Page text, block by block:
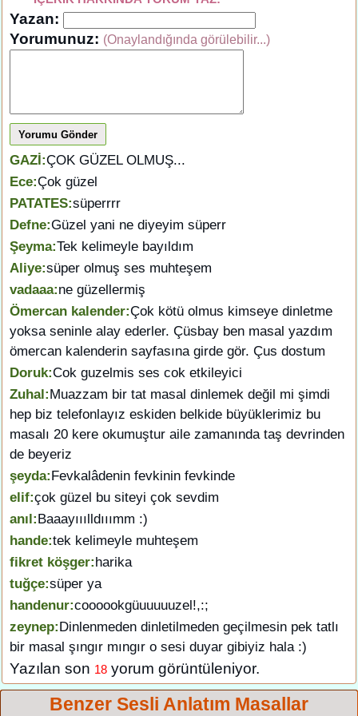
Yazan:
Yorumunuz: (Onaylandığında görülebilir...)
Yorumu Gönder
GAZİ:ÇOK GÜZEL OLMUŞ...
Ece:Çok güzel
PATATES:süperrrr
Defne:Güzel yani ne diyeyim süperr
Şeyma:Tek kelimeyle bayıldım
Aliye:süper olmuş ses muhteşem
vadaaa:ne güzellermiş
Ömercan kalender:Çok kötü olmus kimseye dinletme
yoksa seninle alay ederler. Çüsbay ben masal yazdım
ömercan kalenderin sayfasına girde gör. Çus dostum
Doruk:Cok guzelmis ses cok etkileyici
Zuhal:Muazzam bir tat masal dinlemek değil mi şimdi
hep biz telefonlayız eskiden belkide büyüklerimiz bu
masalı 20 kere okumuştur aile zamanında taş devrinden
de beyeriz
şeyda:Fevkalâdenin fevkinin fevkinde
elif:çok güzel bu siteyi çok sevdim
anıl:Baaayııılldııımm :)
hande:tek kelimeyle muhteşem
fikret köşger:harika
tuğçe:süper ya
handenur:coooookgüuuuuuzel!,:;
zeynep:Dinlenmeden dinletilmeden geçilmesin pek tatlı
bir masal şıngır mıngır o sesi duyar gibiyiz hala :)
Yazılan son 18 yorum görüntüleniyor.
Benzer Sesli Anlatım Masallar